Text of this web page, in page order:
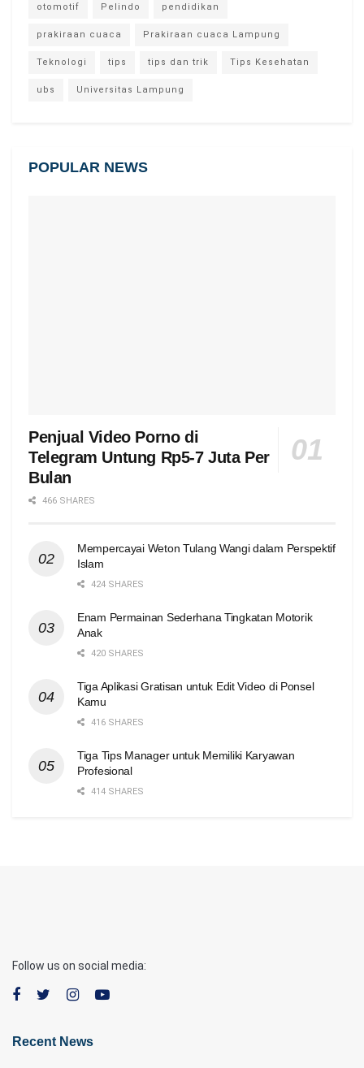
otomotif Pelindo pendidikan
prakiraan cuaca Prakiraan cuaca Lampung
Teknologi tips tips dan trik Tips Kesehatan
ubs Universitas Lampung
POPULAR NEWS
Penjual Video Porno di
Telegram Untung Rp5-7 Juta Per
Bulan
466 SHARES
Mempercayai Weton Tulang Wangi dalam Perspektif
Islam
424 SHARES
Enam Permainan Sederhana Tingkatan Motorik
Anak
420 SHARES
Tiga Aplikasi Gratisan untuk Edit Video di Ponsel
Kamu
416 SHARES
Tiga Tips Manager untuk Memiliki Karyawan
Profesional
414 SHARES
Follow us on social media:
Recent News